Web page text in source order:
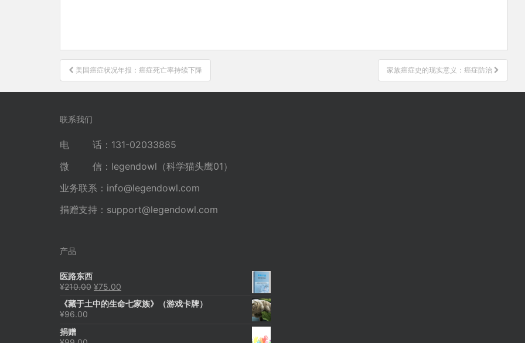
文
章
导
美国癌症状况年报：癌症死亡率持续下降 家族癌症史的现实意义：癌症防治
联系我们
电 话：131-02033885
微 信：legendowl（科学猫头鹰01）
业务联系： info@legendowl.com
捐赠支持： support@legendowl.com
产品
医路东西
¥210.00 原
为：
¥75.00
价
《藏于土中的生命七家族》（游戏卡牌）
¥96.00
捐赠